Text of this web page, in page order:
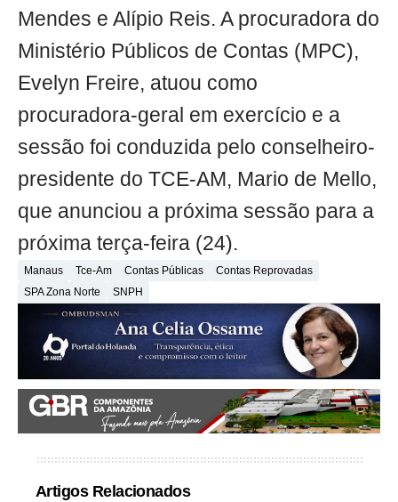
Mendes e Alípio Reis. A procuradora do
Ministério Públicos de Contas (MPC),
Evelyn Freire, atuou como
procuradora-geral em exercício e a
sessão foi conduzida pelo conselheiro-
presidente do TCE-AM, Mario de Mello,
que anunciou a próxima sessão para a
próxima terça-feira (24).
Manaus Tce-Am Contas Públicas
Contas Reprovadas
SPA Zona Norte
SNPH
Artigos Relacionados